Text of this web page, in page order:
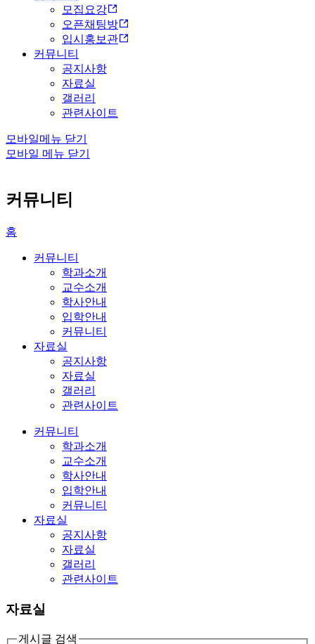
모집요강
오픈채팅방
입시홍보관
커뮤니티
공지사항
자료실
갤러리
관련사이트
모바일메뉴 닫기
모바일 메뉴 닫기
커뮤니티
홈
커뮤니티
학과소개
교수소개
학사안내
입학안내
커뮤니티
자료실
공지사항
자료실
갤러리
관련사이트
커뮤니티
학과소개
교수소개
학사안내
입학안내
커뮤니티
자료실
공지사항
자료실
갤러리
관련사이트
자료실
게시글 검색